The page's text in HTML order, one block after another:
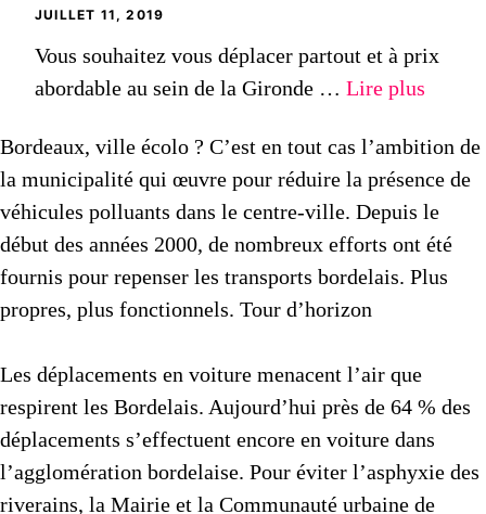
JUILLET 11, 2019
Vous souhaitez vous déplacer partout et à prix
abordable au sein de la Gironde … Lire plus
Bordeaux, ville écolo ? C’est en tout cas l’ambition de
la municipalité qui œuvre pour réduire la présence de
véhicules polluants dans le centre-ville. Depuis le
début des années 2000, de nombreux efforts ont été
fournis pour repenser les transports bordelais. Plus
propres, plus fonctionnels. Tour d’horizon
Les déplacements en voiture menacent l’air que
respirent les Bordelais. Aujourd’hui près de 64 % des
déplacements s’effectuent encore en voiture dans
l’agglomération bordelaise. Pour éviter l’asphyxie des
riverains, la Mairie et la Communauté urbaine de